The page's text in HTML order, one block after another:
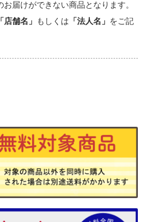
お届けができない商品となります。
「店舗名」 もしくは 「法人名」
をご記